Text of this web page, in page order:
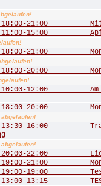
18:00-21:00
- 11:00-15:00
- 18:00-21:00
- 18:00-20:00
10:00-12:00 Am
- 18:00-20:00
abgelaufen!
- 13:30-16:00
abgelaufen!
- 20:00-22:00
- 19:00-21:00
- 19:00-19:00
- 13:00-13:15